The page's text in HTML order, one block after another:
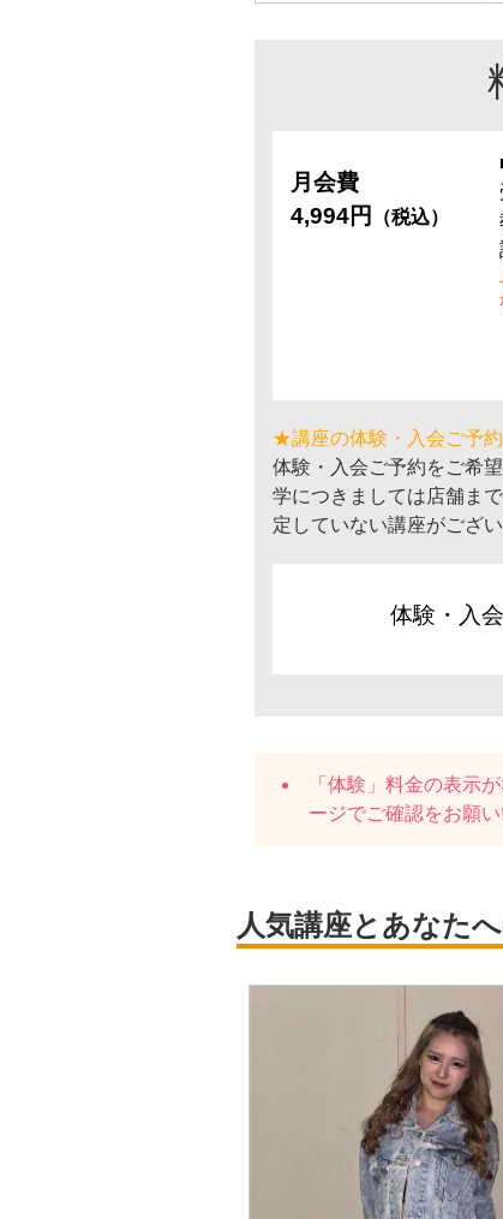
月会費
4,994円
（税込）
★講座の体験・入会ご予
体験・入会ご予約をご希
学につきましては店舗ま
定していない講座がござい
体験・入会
「体験」料金の表示
ージでご確認をお願い